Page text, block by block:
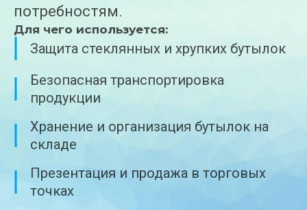
потребностям.
Для чего используется:
Защита стеклянных и хрупких бутылок
Безопасная транспортировка
продукции
Хранение и организация бутылок на
складе
Презентация и продажа в торговых
точках